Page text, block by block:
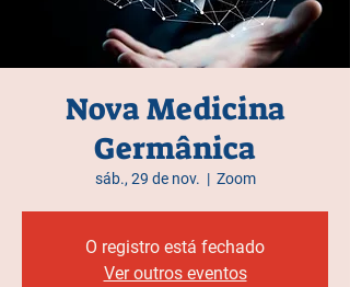
Nova Medicina
Germânica
sáb., 29 de nov.
  |
Zoom
O registro está fechado
Ver outros eventos